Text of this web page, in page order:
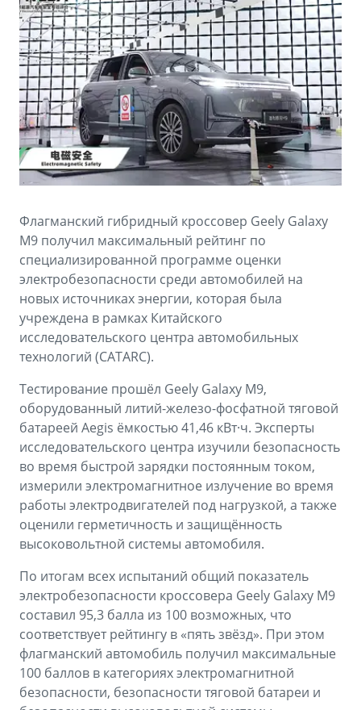
MONJARO
от 4 349 990 ₽*
PREFACE
от 3 079 990 ₽*
Аксессуары
ФИНАНСЫ И УСЛУГИ
Автокредит
Расчет КАСКО
Страхование
GEELY Лизинг
Советы по эксплуатации
Спецпредложения
ПОДДЕРЖКА
Помощь на дорогах
Гарантия Geely
Сервисная книжка
Вопросы и ответы
Флагманский гибридный кроссовер Geely Galaxy
M9 получил максимальный рейтинг по
специализированной программе оценки
электробезопасности среди автомобилей на
новых источниках энергии, которая была
учреждена в рамках Китайского
исследовательского центра автомобильных
технологий (CATARC).
Тестирование прошёл Geely Galaxy M9,
оборудованный литий-железо-фосфатной тяговой
батареей Aegis ёмкостью 41,46 кВт·ч. Эксперты
исследовательского центра изучили безопасность
во время быстрой зарядки постоянным током,
измерили электромагнитное излучение во время
работы электродвигателей под нагрузкой, а также
оценили герметичность и защищённость
высоковольтной системы автомобиля.
По итогам всех испытаний общий показатель
электробезопасности кроссовера Geely Galaxy M9
составил 95,3 балла из 100 возможных, что
соответствует рейтингу в «пять звёзд». При этом
флагманский автомобиль получил максимальные
100 баллов в категориях электромагнитной
безопасности, безопасности тяговой батареи и